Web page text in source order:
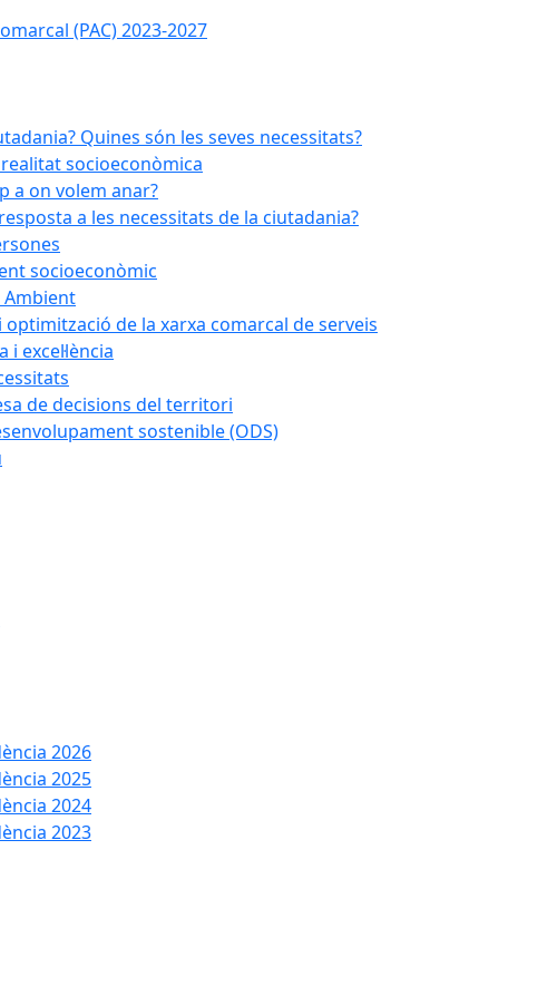
(PAC) 2023-2027
Quines són les seves necessitats?
socioeconòmica
a on volem anar?
a les necessitats de la ciutadania?
socioeconòmic
Ambient
optimització de la xarxa comarcal de serveis
excel·lència
de decisions del territori
sostenible (ODS)
2026
2025
2024
2023